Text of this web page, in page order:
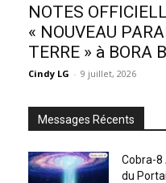
NOTES
« NOUVEAU
TERRE » à BORA
Cindy LG - 9 juillet, 2026
Messages Récents
Cobra-8
du